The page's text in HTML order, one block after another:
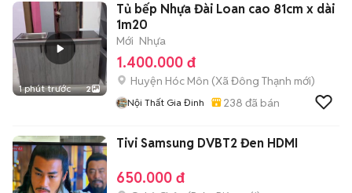
1 phút trước 2
Tủ bếp Nhựa Đài Loan cao 81cm x dài
1m20
Mới Nhựa
1.400.000 đ
Huyện Hóc Môn (Xã Đông Thạnh mới)
Nội Thất Gia Đinh 238 đã bán
Tivi Samsung DVBT2 Đen HDMI
650.000 đ